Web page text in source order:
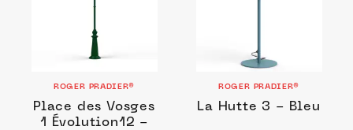
ROGER PRADIER®
Place des Vosges
1 Évolution12 -
ROGER PRADIER®
La Hutte 3 - Bleu